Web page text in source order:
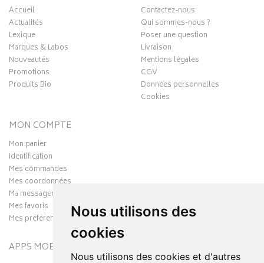
Nous utilisons des
cookies
Nous utilisons des cookies et d'autres
Accueil
Actualités
Lexique
Marques & Labos
Nouveautés
Promotions
Produits Bio
Contactez-nous
Qui sommes-nous ?
Poser une question
Livraison
Mentions légales
CGV
Données personnelles
Cookies
MON COMPTE
Mon panier
Identification
Mes commandes
Mes coordonnées
Ma messagerie
Mes favoris
Mes préférences Cookies
APPS MOBILES